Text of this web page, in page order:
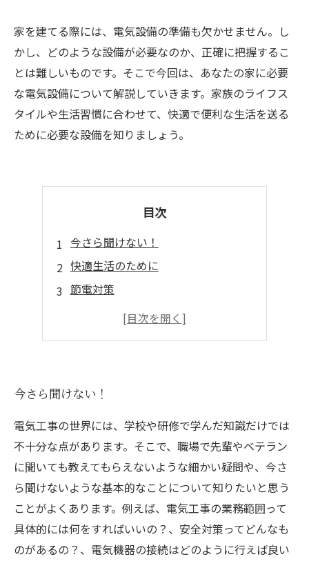
家を建てる際には、電気設備の準備も欠かせません。し
かし、どのような設備が必要なのか、正確に把握するこ
とは難しいものです。そこで今回は、あなたの家に必要
な電気設備について解説していきます。家族のライフス
タイルや生活習慣に合わせて、快適で便利な生活を送る
ために必要な設備を知りましょう。
目次
今さら聞けない！
快適生活のために
節電対策
安心・安全
今さら聞けない！
電気工事の世界には、学校や研修で学んだ知識だけでは
不十分な点があります。そこで、職場で先輩やベテラン
に聞いても教えてもらえないような細かい疑問や、今さ
ら聞けないような基本的なことについて知りたいと思う
ことがよくあります。例えば、電気工事の業務範囲って
具体的には何をすればいいの？、安全対策ってどんなも
のがあるの？、電気機器の接続はどのように行えば良い